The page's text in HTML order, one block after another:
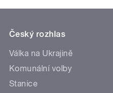
Český rozhlas
Válka na Ukrajině
Komunální volby
Stanice